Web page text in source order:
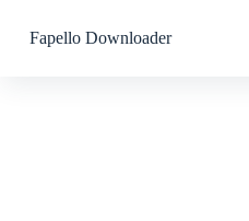
kkFapello Downloader